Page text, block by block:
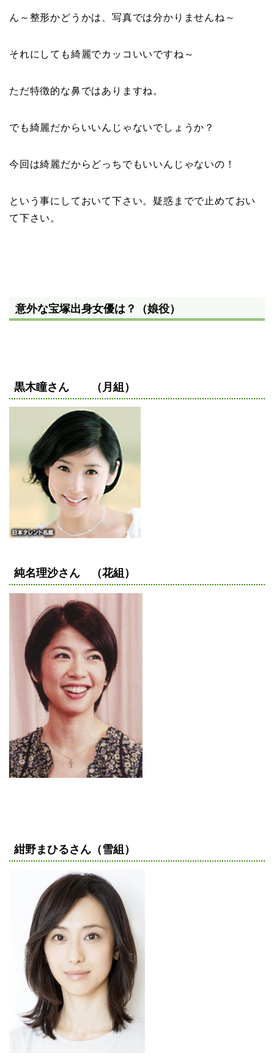
ん～整形かどうかは、写真では分かりませんね～
それにしても綺麗でカッコいいですね～
ただ特徴的な鼻ではありますね。
でも綺麗だからいいんじゃないでしょうか？
今回は綺麗だからどっちでもいいんじゃないの！
という事にしておいて下さい。疑惑までで止めておい
て下さい。
意外な宝塚出身女優は？（娘役）
黒木瞳さん （月組）
純名理沙さん （花組）
紺野まひるさん（雪組）